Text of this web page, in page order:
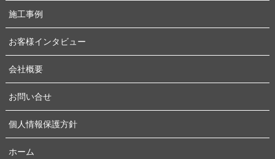
施工事例
お客様インタビュー
会社概要
お問い合せ
個人情報保護方針
ホーム